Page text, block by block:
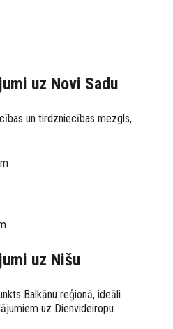
uz Novi Sadu
un tirdzniecības mezgls,
uz Nišu
Balkānu reģionā, ideāli
uz Dienvideiropu.